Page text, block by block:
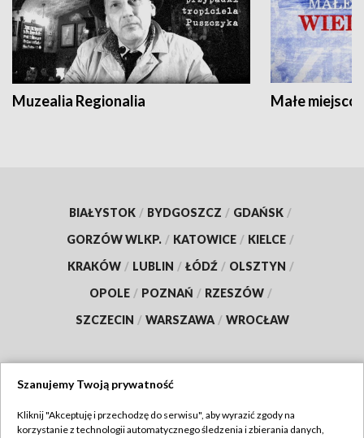
Muzealia Regionalia Małe
BIAŁYSTOK / BYDGOSZCZ / GDAŃSK /
GORZÓW WLKP. / KATOWICE / KIELCE /
KRAKÓW / LUBLIN / ŁÓDŹ / OLSZTYN /
OPOLE / POZNAŃ / RZESZÓW /
SZCZECIN / WARSZAWA / WROCŁAW
TVP
Szanujemy Twoją prywatność
Kliknij "Akceptuję i przechodzę do serwisu", aby wyrazić zgody na
korzystanie z technologii automatycznego śledzenia i zbierania danych,